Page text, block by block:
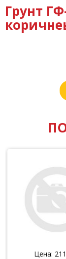
Грунт
Цена: 211